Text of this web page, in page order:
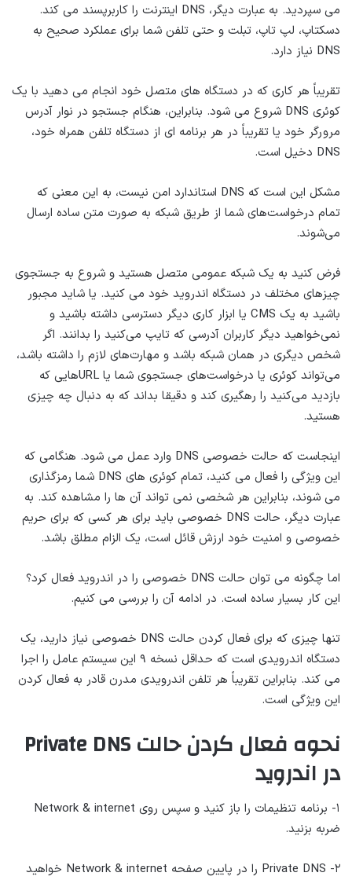
می سپردید. به عبارت دیگر، DNS اینترنت را کاربرپسند می کند.
دسکتاپ، لپ تاپ، تبلت و حتی تلفن شما برای عملکرد صحیح به
DNS نیاز دارد.
تقریباً هر کاری که در دستگاه های متصل خود انجام می دهید با یک
کوئری DNS شروع می شود. بنابراین، هنگام جستجو در نوار آدرس
مرورگر خود یا تقریباً در هر برنامه ای از دستگاه تلفن همراه خود،
DNS دخیل است.
مشکل این است که DNS استاندارد امن نیست، به این معنی که
تمام درخواست‌های شما از طریق شبکه به صورت متن ساده ارسال
می‌شوند.
فرض کنید به یک شبکه عمومی متصل هستید و شروع به جستجوی
چیزهای مختلف در دستگاه اندروید خود می کنید. یا شاید مجبور
باشید به یک CMS یا ابزار کاری دیگر دسترسی داشته باشید و
نمی‌خواهید دیگر کاربران آدرسی که تایپ می‌کنید را بدانند. اگر
شخص دیگری در همان شبکه باشد و مهارت‌های لازم را داشته باشد،
می‌تواند کوئری یا درخواست‌های جستجوی شما یا URLهایی که
بازدید می‌کنید را رهگیری کند و دقیقا بداند که به دنبال چه چیزی
هستید.
اینجاست که حالت خصوصی DNS وارد عمل می شود. هنگامی که
این ویژگی را فعال می کنید، تمام کوئری های DNS شما رمزگذاری
می شوند، بنابراین هر شخصی نمی تواند آن ها را مشاهده کند. به
عبارت دیگر، حالت DNS خصوصی باید برای هر کسی که برای حریم
خصوصی و امنیت خود ارزش قائل است، یک الزام مطلق باشد.
اما چگونه می توان حالت DNS خصوصی را در اندروید فعال کرد؟
این کار بسیار ساده است. در ادامه آن را بررسی می کنیم.
تنها چیزی که برای فعال کردن حالت DNS خصوصی نیاز دارید، یک
دستگاه اندرویدی است که حداقل نسخه ۹ این سیستم عامل را اجرا
می کند. بنابراین تقریباً هر تلفن اندرویدی مدرن قادر به فعال کردن
این ویژگی است.
نحوه فعال کردن حالت Private DNS
در اندروید
۱- برنامه تنظیمات را باز کنید و سپس روی Network & internet
ضربه بزنید.
۲- Private DNS را در پایین صفحه Network & internet خواهید